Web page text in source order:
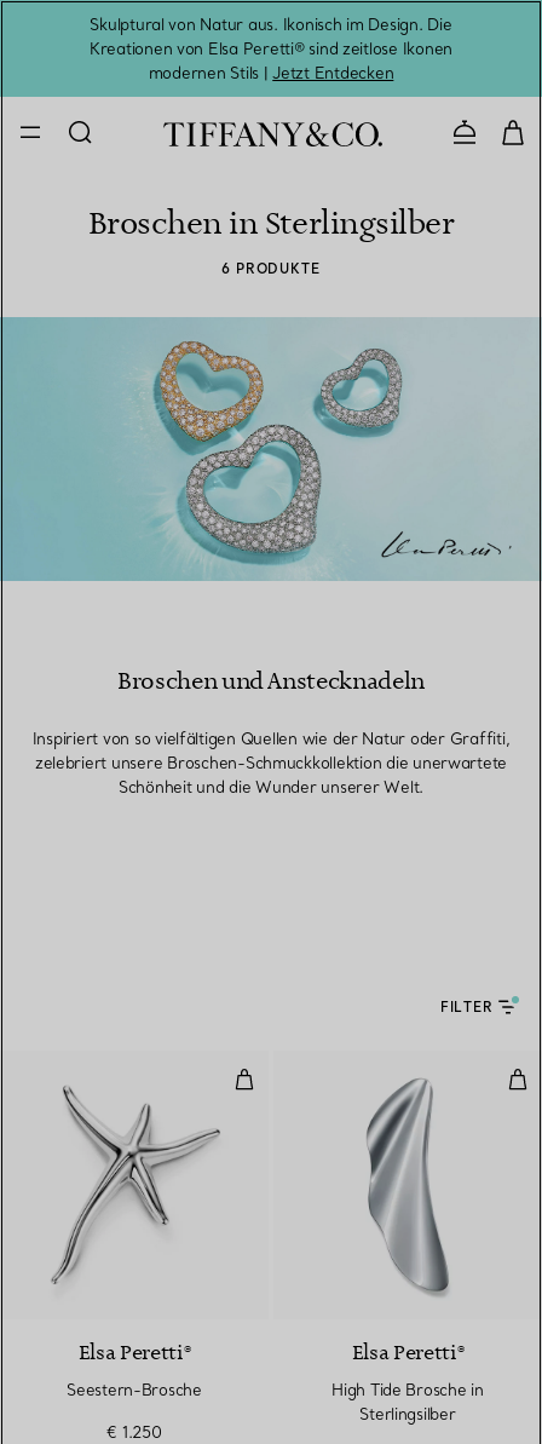
Skulptural von Natur aus. Ikonisch im Design. Die
Kreationen von Elsa Peretti® sind zeitlose Ikonen
modernen Stils |Jetzt Entdecken
Broschen in Sterlingsilber
6 PRODUKTE
Broschen und Anstecknadeln
Inspiriert von so vielfältigen Quellen wie der Natur oder Graffiti,
zelebriert unsere Broschen-Schmuckkollektion die unerwartete
Schönheit und die Wunder unserer Welt.
FILTER
Seestern-Brosche
Elsa Peretti®
Seestern-Brosche
€ 1.250
Elsa Peretti®
High Tide Brosche in
Sterlingsilber